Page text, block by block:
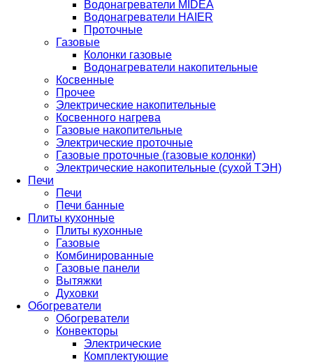
Водонагреватели MIDEA
Водонагреватели HAIER
Проточные
Газовые
Колонки газовые
Водонагреватели накопительные
Косвенные
Прочее
Электрические накопительные
Косвенного нагрева
Газовые накопительные
Электрические проточные
Газовые проточные (газовые колонки)
Электрические накопительные (сухой ТЭН)
Печи
Печи
Печи банные
Плиты кухонные
Плиты кухонные
Газовые
Комбинированные
Газовые панели
Вытяжки
Духовки
Обогреватели
Обогреватели
Конвекторы
Электрические
Комплектующие